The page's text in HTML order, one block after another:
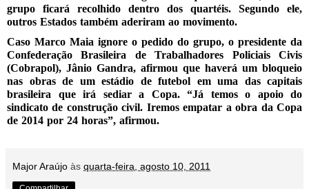
grupo ficará recolhido dentro dos quartéis. Segundo ele,
outros Estados também aderiram ao movimento.
Caso Marco Maia ignore o pedido do grupo, o presidente da
Confederação Brasileira de Trabalhadores Policiais Civis
(Cobrapol), Jânio Gandra, afirmou que haverá um bloqueio
nas obras de um estádio de futebol em uma das capitais
brasileira que irá sediar a Copa. “Já temos o apoio do
sindicato de construção civil. Iremos empatar a obra da Copa
de 2014 por 24 horas”, afirmou.
Major Araújo às quarta-feira, agosto 10, 2011